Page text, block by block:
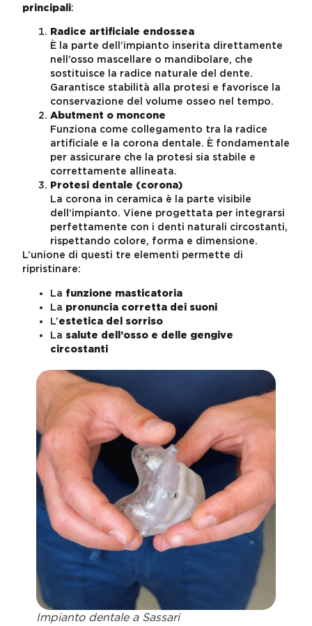
principali:
Radice artificiale endossea
È la parte dell’impianto inserita direttamente
nell’osso mascellare o mandibolare, che
sostituisce la radice naturale del dente.
Garantisce stabilità alla protesi e favorisce la
conservazione del volume osseo nel tempo.
Abutment o moncone
Funziona come collegamento tra la radice
artificiale e la corona dentale. È fondamentale
per assicurare che la protesi sia stabile e
correttamente allineata.
Protesi dentale (corona)
La corona in ceramica è la parte visibile
dell’impianto. Viene progettata per integrarsi
perfettamente con i denti naturali circostanti,
rispettando colore, forma e dimensione.
L’unione di questi tre elementi permette di
ripristinare:
La funzione masticatoria
La pronuncia corretta dei suoni
L’estetica del sorriso
La salute dell’osso e delle gengive
circostanti
Impianto dentale a Sassari